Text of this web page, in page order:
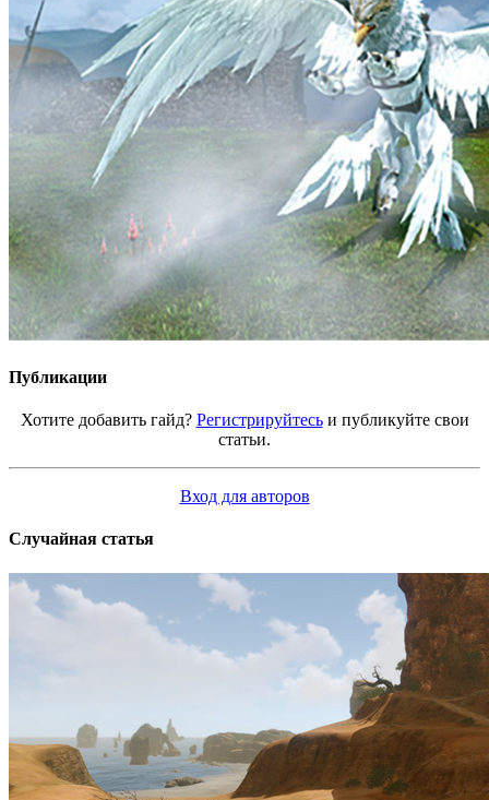
Публикации
Хотите добавить гайд? Регистрируйтесьи публикуйте свои
статьи.
Вход для авторов
Случайная статья